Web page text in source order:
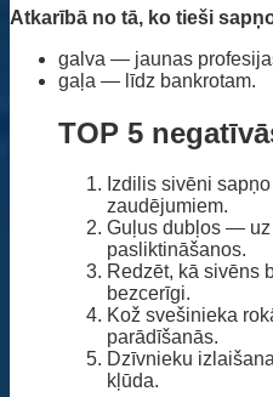
Atkarībā no tā, ko tieši
galva — jaunas
gaļa — līdz bankrotam.
TOP 5
Izdilis sivēni
zaudējumiem.
Guļus dubļos — uz
pasliktināšanos.
Redzēt, kā sivēns
bezcerīgi.
Kož svešinieka
parādīšanās.
Dzīvnieku
kļūda.